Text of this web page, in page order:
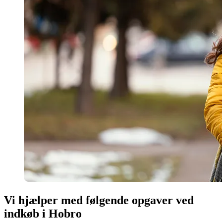
Vi hjælper med følgende opgaver ved
indkøb i Hobro